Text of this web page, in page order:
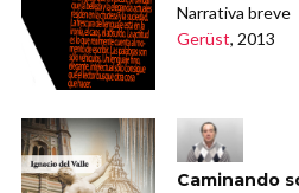
Narrativa breve
Gerüst, 2013
Caminando